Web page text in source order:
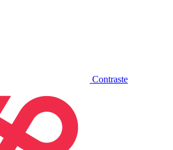
Contraste